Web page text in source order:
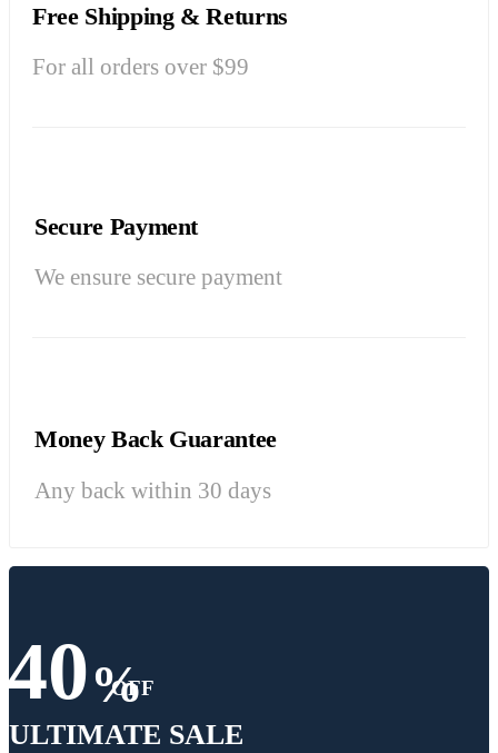
Free Shipping & Returns
For all orders over $99
Secure Payment
We ensure secure payment
Money Back Guarantee
Any back within 30 days
40%
OFF
ULTIMATE SALE